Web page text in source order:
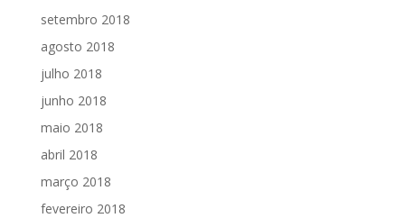
setembro 2018
agosto 2018
julho 2018
junho 2018
maio 2018
abril 2018
março 2018
fevereiro 2018